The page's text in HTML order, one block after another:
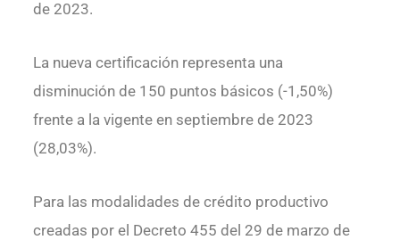
de 2023.
La nueva certificación representa una
disminución de 150 puntos básicos (-1,50%)
frente a la vigente en septiembre de 2023
(28,03%).
Para las modalidades de crédito productivo
creadas por el Decreto 455 del 29 de marzo de